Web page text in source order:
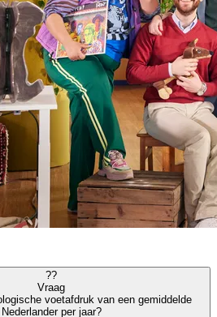
??
Vraag
voetafdruk van een gemiddelde
Nederlander per jaar?